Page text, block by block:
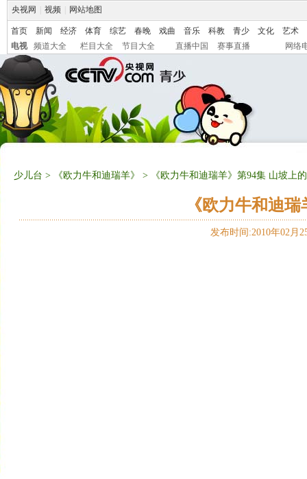
央视网 视频 网站地图
首页 新闻 经济 体育 综艺 春晚 戏曲 音乐 科教 青少 文化
艺术
电视
频道大全 栏目大全 节目大全 直播中国 赛事直播 网络
少儿台 > 《欧力牛和迪瑞羊》 > 《欧力牛和迪瑞羊》第94集 山坡上
《欧力牛和迪
发布时间:2010年02月